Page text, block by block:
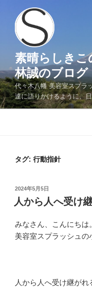
ス
キ
ッ
素晴らしきこ
林誠のブログ
代々木八幡 美容室スプラ
達に語りかけるように、
タグ: 行動指針
投
稿
日:
2024年5月5日
人から人へ受け
みなさん、こんにちは。
美容室スプラッシュの
人から人へ受け継がれ